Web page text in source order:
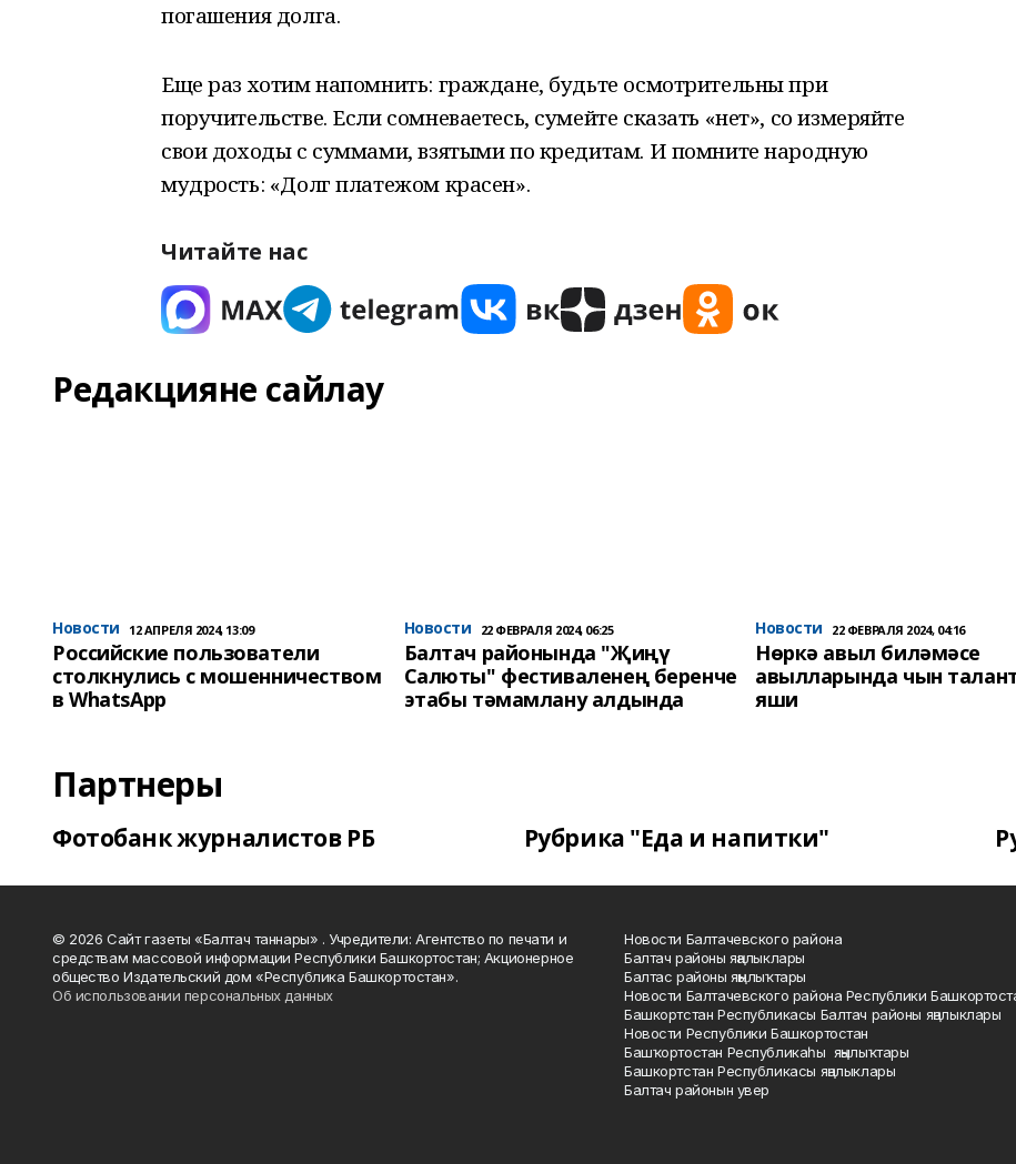
погашения долга.
Еще раз хотим напомнить: граждане, будьте осмотрительны при
поручительстве. Если сомневаетесь, сумейте сказать «нет», со измеряйте
свои доходы с суммами, взятыми по кредитам. И помните народную
мудрость: «Долг платежом красен».
Читайте нас
Редакцияне сайлау
Новости 12 АПРЕЛЯ 2024, 13:09
Российские пользователи
столкнулись с мошенничеством
в WhatsApp
Новости 22 ФЕВРАЛЯ 2024, 06:25
Балтач районында "Җиңү
Салюты" фестиваленең беренче
этабы тәмамлану алдында
Новости 22 ФЕВРАЛЯ 2024, 04:16
Нөркә авыл биләмәсе
авылларында чын
яши
Партнеры
Фотобанк журналистов РБ Рубрика "Еда и напитки"
© 2026 Сайт газеты «Балтач таннары» . Учредители: Агентство по печати и
средствам массовой информации Республики Башкортостан; Акционерное
общество Издательский дом «Республика Башкортостан».
Об использовании персональных данных
Новости Балтачевского района
Балтач районы яңалыклары
Балтас районы яңылыҡтары
Новости Балтачевского района Республики
Башкортстан Республикасы Балтач районы яңалыклары
Новости Республики Башкортостан
Башҡортостан Республикаһы яңылыҡтары
Башкортстан Республикасы яңалыклары
Балтач районын увер